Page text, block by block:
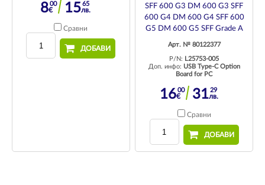
800
€ 1565
лв.
Сравни
ДОБАВИ
SFF 600 G3 DM 600 G3 SFF
600 G4 DM 600 G4 SFF 600
G5 DM 600 G5 SFF Grade A
Арт. № 80122377
P/N: L25753-005
Доп. инфо: USB Type-C Option
Board for PC
1600
€ 3129
лв.
Сравни
ДОБАВИ